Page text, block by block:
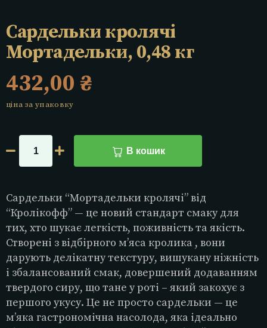
Сардельки кролячі
Мортадельки, 0,48 кг
432,00 ₴
ціна за упаковку
В кошик
Сардельки “Мортадельки кролячі” від
“Кролікофф” — це новий стандарт смаку для
тих, хто шукає легкість, поживність та якість.
Створені з відбірного м’яса кролика , вони
дарують делікатну текстуру, вишукану ніжність
і збалансований смак, довершений додаванням
твердого сиру, що тане у роті – який закохує з
першого укусу. Це не просто сардельки — це
м’яка гастрономічна насолода, яка ідеально